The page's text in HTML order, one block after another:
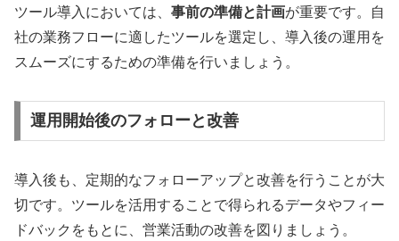
ツール導入においては、 事前の準備と計画が重要です。自
社の業務フローに適したツールを選定し、導入後の運用を
スムーズにするための準備を行いましょう。
運用開始後のフォローと改善
導入後も、定期的なフォローアップと改善を行うことが大
切です。ツールを活用することで得られるデータやフィー
ドバックをもとに、営業活動の改善を図りましょう。